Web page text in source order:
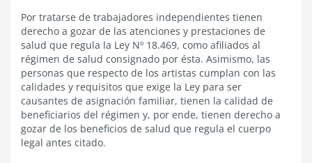
Por tratarse de trabajadores independientes tienen
derecho a gozar de las atenciones y prestaciones de
salud que regula la Ley Nº 18.469, como afiliados al
régimen de salud consignado por ésta. Asimismo, las
personas que respecto de los artistas cumplan con las
calidades y requisitos que exige la Ley para ser
causantes de asignación familiar, tienen la calidad de
beneficiarios del régimen y, por ende, tienen derecho a
gozar de los beneficios de salud que regula el cuerpo
legal antes citado.